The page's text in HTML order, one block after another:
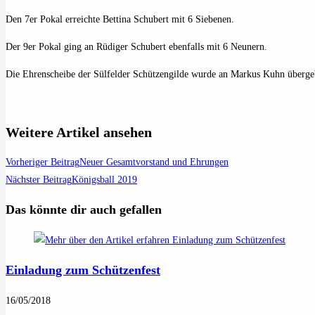
Den 7er Pokal erreichte Bettina Schubert mit 6 Siebenen.
Der 9er Pokal ging an Rüdiger Schubert ebenfalls mit 6 Neunern.
Die Ehrenscheibe der Sülfelder Schützengilde wurde an Markus Kuhn
Weitere Artikel ansehen
Vorheriger BeitragNeuer Gesamtvorstand und Ehrungen
Nächster BeitragKönigsball 2019
Das könnte dir auch gefallen
Einladung zum Schützenfest
16/05/2018